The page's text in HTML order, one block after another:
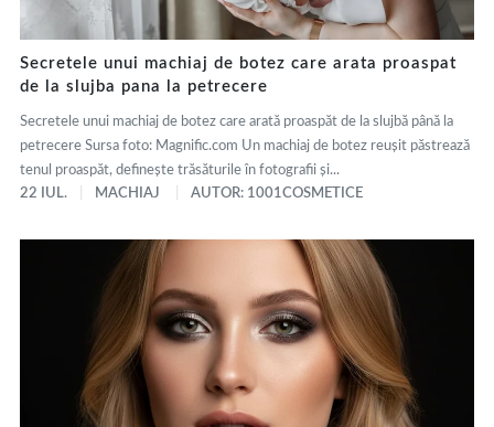
Secretele unui machiaj de botez care arata proaspat
de la slujba pana la petrecere
Secretele unui machiaj de botez care arată proaspăt de la slujbă până la
petrecere Sursa foto: Magnific.com Un machiaj de botez reușit păstrează
tenul proaspăt, definește trăsăturile în fotografii și...
22 IUL.
MACHIAJ AUTOR: 1001COSMETICE